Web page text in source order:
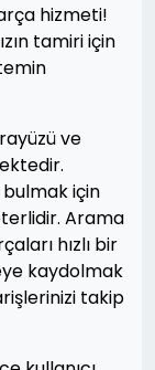
hizmeti!
tamiri için
ve
için
Arama
hızlı bir
kaydolmak
takip